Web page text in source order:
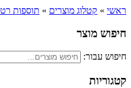
ראשי » קטלוג מוצרים » תוספות
חיפוש מוצר
חיפוש עבור:
קטגוריות